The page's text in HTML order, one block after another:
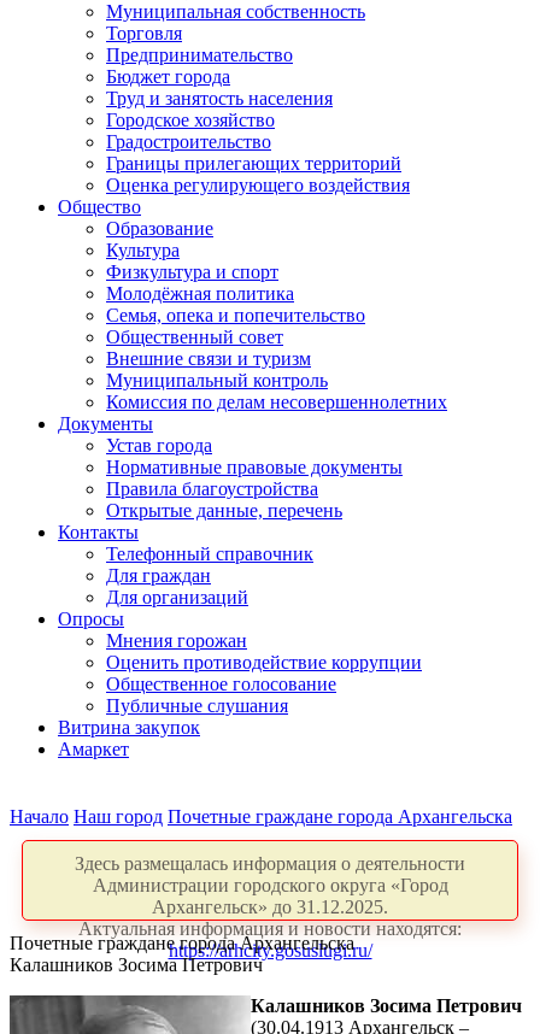
Муниципальная собственность
Торговля
Предпринимательство
Бюджет города
Труд и занятость населения
Городское хозяйство
Градостроительство
Границы прилегающих территорий
Оценка регулирующего воздействия
Общество
Образование
Культура
Физкультура и спорт
Молодёжная политика
Семья, опека и попечительство
Общественный совет
Внешние связи и туризм
Муниципальный контроль
Комиссия по делам несовершеннолетних
Документы
Устав города
Нормативные правовые документы
Правила благоустройства
Открытые данные, перечень
Контакты
Телефонный справочник
Для граждан
Для организаций
Опросы
Мнения горожан
Оценить противодействие коррупции
Общественное голосование
Публичные слушания
Витрина закупок
Амаркет
Начало Наш город Почетные граждане города Архангельска
Здесь размещалась информация о деятельности
Администрации городского округа «Город
Архангельск» до 31.12.2025.
Актуальная информация и новости находятся:
https://arhcity.gosuslugi.ru/
Почетные граждане города Архангельска
Калашников Зосима Петрович
Калашников Зосима Петрович
(30.04.1913 Архангельск –